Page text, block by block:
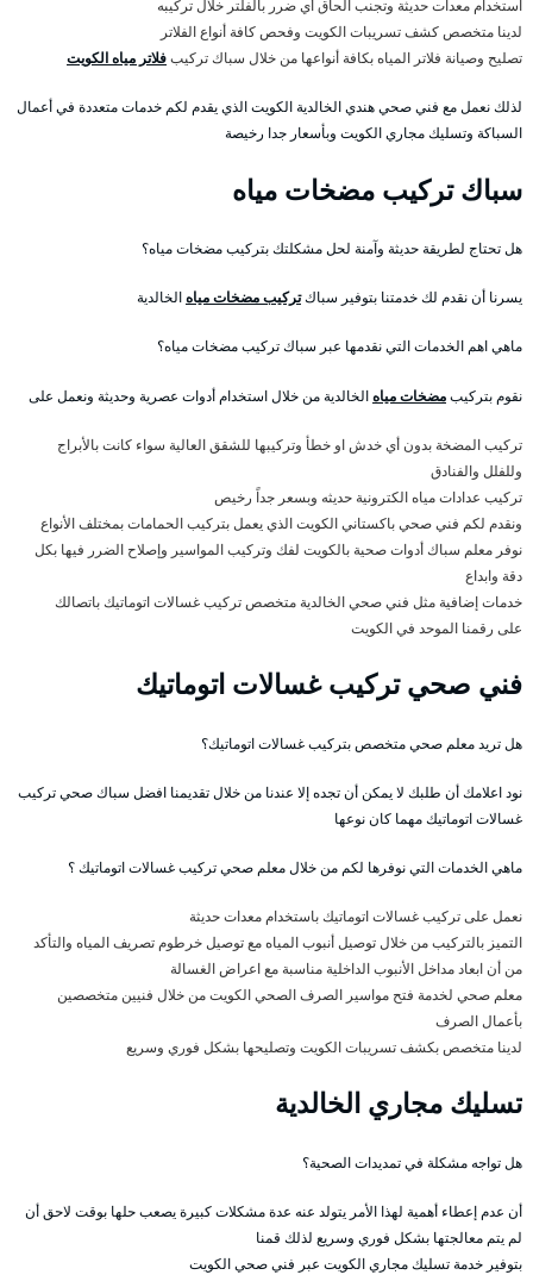
استخدام معدات حديثة وتجنب الحاق أي ضرر بالفلتر خلال تركيبه
لدينا متخصص كشف تسريبات الكويت وفحص كافة أنواع الفلاتر
تصليح وصيانة فلاتر المياه بكافة أنواعها من خلال سباك تركيبفلاتر مياه الكويت
لذلك نعمل مع فني صحي هندي الخالدية الكويت الذي يقدم لكم خدمات متعددة في أعمال
السباكة وتسليك مجاري الكويت وبأسعار جدا رخيصة
سباك تركيب مضخات مياه
هل تحتاج لطريقة حديثة وآمنة لحل مشكلتك بتركيب مضخات مياه؟
يسرنا أن نقدم لك خدمتنا بتوفير سباكتركيب مضخات مياهالخالدية
ماهي اهم الخدمات التي نقدمها عبر سباك تركيب مضخات مياه؟
نقوم بتركيبمضخات مياهالخالدية من خلال استخدام أدوات عصرية وحديثة ونعمل على
تركيب المضخة بدون أي خدش او خطأ وتركيبها للشقق العالية سواء كانت بالأبراج
وللفلل والفنادق
تركيب عدادات مياه الكترونية حديثه وبسعر جداً رخيص
ونقدم لكم فني صحي باكستاني الكويت الذي يعمل بتركيب الحمامات بمختلف الأنواع
نوفر معلم سباك أدوات صحية بالكويت لفك وتركيب المواسير وإصلاح الضرر فيها بكل
دقة وابداع
خدمات إضافية مثل فني صحي الخالدية متخصص تركيب غسالات اتوماتيك باتصالك
على رقمنا الموحد في الكويت
فني صحي تركيب غسالات اتوماتيك
هل تريد معلم صحي متخصص بتركيب غسالات اتوماتيك؟
نود اعلامك أن طلبك لا يمكن أن تجده إلا عندنا من خلال تقديمنا افضل سباك صحي تركيب
غسالات اتوماتيك مهما كان نوعها
ماهي الخدمات التي نوفرها لكم من خلال معلم صحي تركيب غسالات اتوماتيك ؟
نعمل على تركيب غسالات اتوماتيك باستخدام معدات حديثة
التميز بالتركيب من خلال توصيل أنبوب المياه مع توصيل خرطوم تصريف المياه والتأكد
من أن ابعاد مداخل الأنبوب الداخلية مناسبة مع اعراض الغسالة
معلم صحي لخدمة فتح مواسير الصرف الصحي الكويت من خلال فنيين متخصصين
بأعمال الصرف
لدينا متخصص بكشف تسريبات الكويت وتصليحها بشكل فوري وسريع
تسليك مجاري الخالدية
هل تواجه مشكلة في تمديدات الصحية؟
أن عدم إعطاء أهمية لهذا الأمر يتولد عنه عدة مشكلات كبيرة يصعب حلها بوقت لاحق أن
لم يتم معالجتها بشكل فوري وسريع لذلك قمنا
بتوفير خدمة تسليك مجاري الكويت عبر فني صحي الكويت